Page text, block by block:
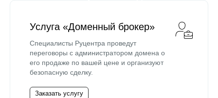
Услуга «Доменный брокер»
Специалисты Руцентра проведут
переговоры с администратором домена о
его продаже по вашей цене и организуют
безопасную сделку.
Заказать услугу